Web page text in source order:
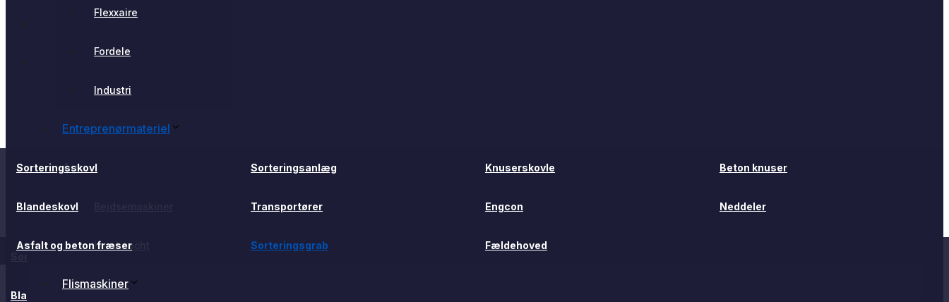
Flexxaire
Fordele
Industri
Entreprenørmateriel
Sorteringsskovl Sorteringsanlæg Knuserskovle Beton knuser
Blandeskovl Transportører Engcon Neddeler
Asfalt og beton fræser Sorteringsgrab Fældehoved
Agro
Kornknecht
Flismaskiner
Blandeskovl